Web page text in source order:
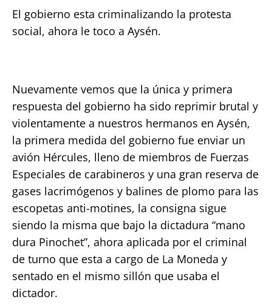
El gobierno esta criminalizando la protesta
social, ahora le toco a Aysén.
Nuevamente vemos que la única y primera
respuesta del gobierno ha sido reprimir brutal y
violentamente a nuestros hermanos en Aysén,
la primera medida del gobierno fue enviar un
avión Hércules, lleno de miembros de Fuerzas
Especiales de carabineros y una gran reserva de
gases lacrimógenos y balines de plomo para las
escopetas anti-motines, la consigna sigue
siendo la misma que bajo la dictadura “mano
dura Pinochet”, ahora aplicada por el criminal
de turno que esta a cargo de La Moneda y
sentado en el mismo sillón que usaba el
dictador.